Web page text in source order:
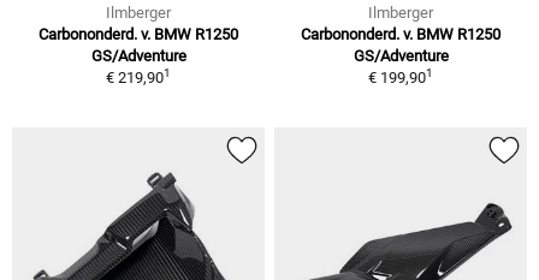
Ilmberger
Carbononderd. v. BMW R1250
GS/Adventure
€ 219,901
Ilmberger
Carbononderd. v. BMW R1250
GS/Adventure
€ 199,901